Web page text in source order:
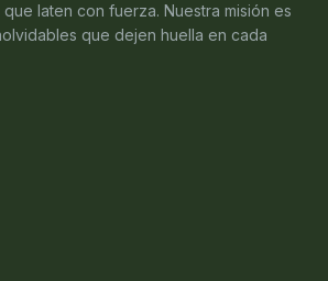
laten con fuerza. Nuestra misión es
que dejen huella en cada